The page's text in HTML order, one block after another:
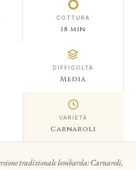
COTTURA
18 min
DIFFICOLTÀ
Media
VARIETÀ
Carnaroli
tradizionale lombarda: Carnaroli,